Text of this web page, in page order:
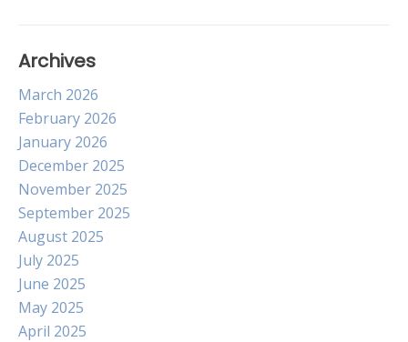
Archives
March 2026
February 2026
January 2026
December 2025
November 2025
September 2025
August 2025
July 2025
June 2025
May 2025
April 2025